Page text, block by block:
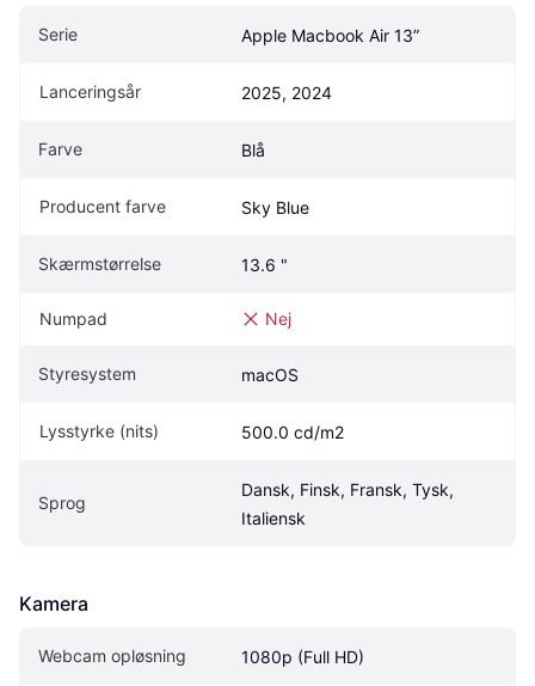
Serie Apple Macbook Air 13”
Lanceringsår 2025, 2024
Farve Blå
Producent farve Sky Blue
Skærmstørrelse 13.6 "
Numpad Nej
Styresystem macOS
Lysstyrke (nits) 500.0 cd/m2
Sprog
Dansk, Finsk, Fransk, Tysk,
Italiensk
Kamera
Webcam opløsning 1080p (Full HD)